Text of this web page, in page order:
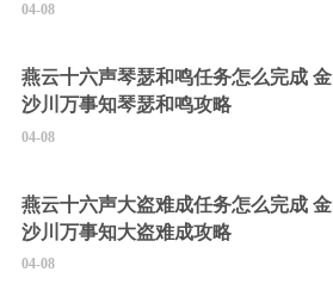
04-08
燕云十六声琴瑟和鸣任务怎么完成 金
沙川万事知琴瑟和鸣攻略
04-08
燕云十六声大盗难成任务怎么完成 金
沙川万事知大盗难成攻略
04-08